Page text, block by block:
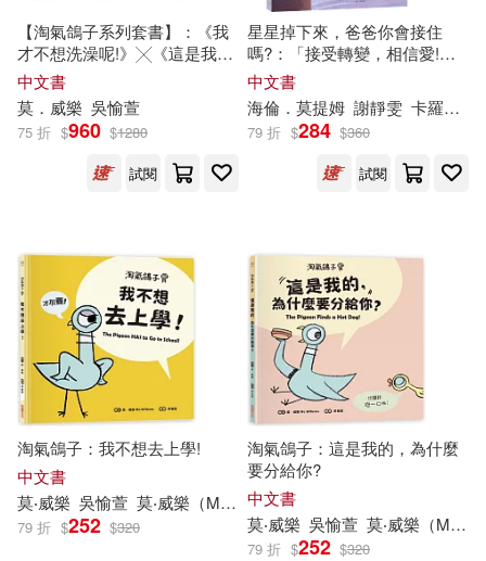
（美）莫·威廉斯(4) quiet(3)
tsugumi(3) 一杉エーイチ(3)
喬雪言(3) 小龍(3)
張天蓉(3)
日本公益社團法人全國自費老人之
家協會、POPLAR社(3)
楊智民(3) 潔西卡．唐森(3)
芮妮‧崔莫(3)
三民(4) 八旗文化(4)
化學工業出版社(4)
商周出版(4)
好書多(4)
方舟文化(4) 漫遊者文化(4)
猛獁教育(4) 紳士出版(4)
電子工業出版社(4)
作者/演唱/譯/編/繪(14)
價格
範圍
【淘氣鴿子系列套書】：《我
才不想洗澡呢!》╳《這是我
的，為什麼要分給你?》╳《為
什麼他有餅乾，我沒有?》
╳《我不想去上學!》
中文書
莫 ．威樂 吳愉萱
75 折 $960 $1280
試閱
星星掉下來，爸爸你會接住
嗎?：「接受轉變，相信愛!」
親子生命教育最溫柔的對話
中文書
海倫． 莫提姆 謝靜雯 卡羅萊納．拉貝伊（Carolina Rabei）
79 折 $284 $360
試閱
淘氣鴿子：我不想去上學!
中文書
莫‧威樂 吳愉萱 莫‧威樂（Mo Willems）
79 折 $252 $320
淘氣鴿子：這是我的，為什麼
要分給你?
中文書
莫‧威樂 吳愉萱 莫‧威樂（Mo Willems）
79 折 $252 $320